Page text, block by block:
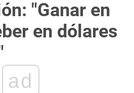
"Ganar en
en dólares
ad